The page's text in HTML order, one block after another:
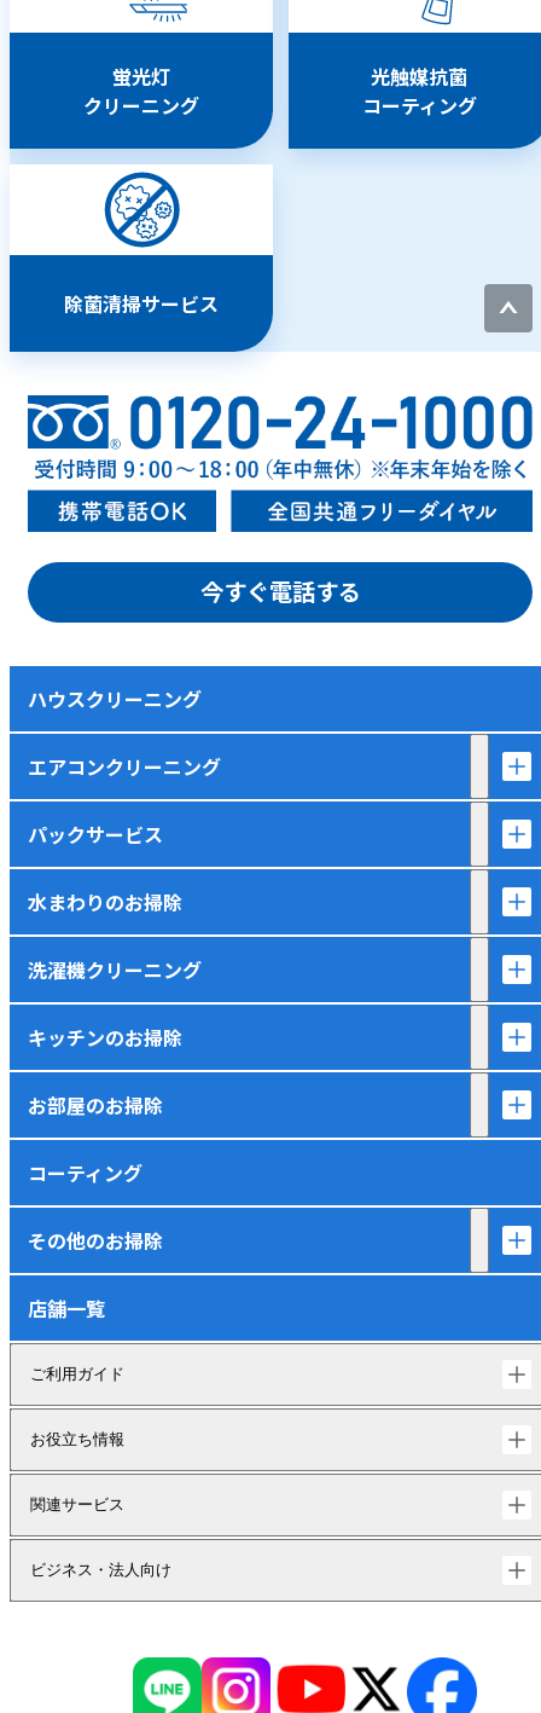
蛍光灯
クリーニング
光触媒抗菌
コーティング
除菌清掃サービス
今すぐ電話する
ハウスクリーニング
エアコンクリーニング
パックサービス
水まわりのお掃除
洗濯機クリーニング
キッチンのお掃除
お部屋のお掃除
コーティング
その他のお掃除
店舗一覧
ご利用ガイド
お役立ち情報
関連サービス
ビジネス・法人向け